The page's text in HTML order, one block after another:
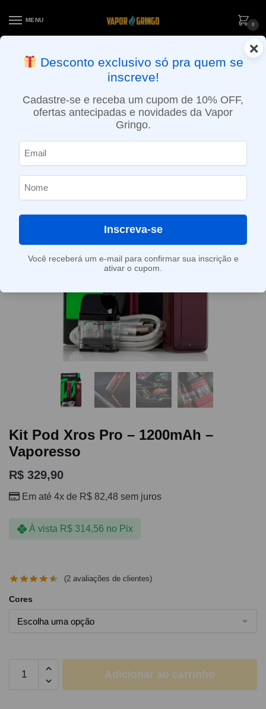
MENU
0
ENTREGA NO MESMO DIA EM SÃO PAULO (SEG A SEX): PEDIDOS
APROVADOS ATÉ 15:30 VIA MOTOBOY
Kit Pod Xros Pro – 1200mAh –
Vaporesso
R$ 329,90
Em até 4x de R$ 82,48 sem juros
À vista R$314,56 no Pix
(2 avaliações de clientes)
Cores
Adicionar ao carrinho
×
Desconto exclusivo só pra quem se
inscreve!
Cadastre-se e receba um cupom de 10% OFF,
ofertas antecipadas e novidades da Vapor
Gringo.
Inscreva-se
Você receberá um e-mail para confirmar sua inscrição e
ativar o cupom.